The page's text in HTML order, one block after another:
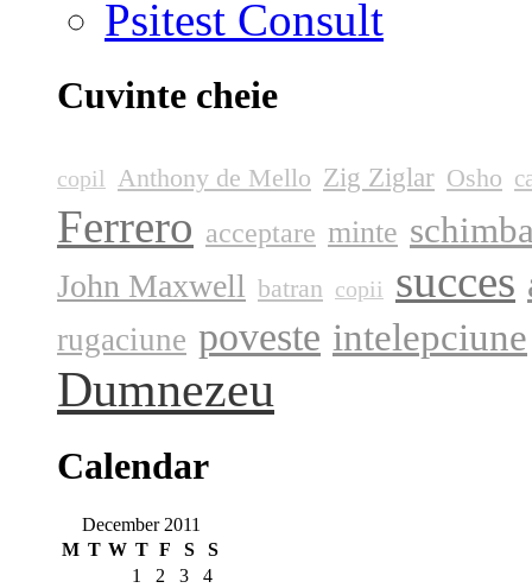
Psitest Consult
Cuvinte cheie
copil Anthony de Mello Zig Ziglar Osho
Ferrero acceptare minte
John Maxwell batran copii succes
rugaciune poveste intelepciune
Dumnezeu
Calendar
December 2011
M T W T F S
S
1
2 3
4